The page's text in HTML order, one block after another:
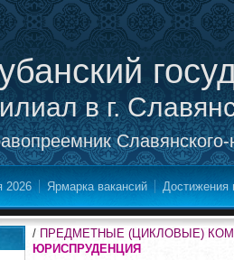
в г.
Славянского-
2026 Ярмарка вакансий Достижения
/ ПРЕДМЕТНЫЕ (ЦИКЛОВЫЕ)
ЮРИСПРУДЕНЦИЯ